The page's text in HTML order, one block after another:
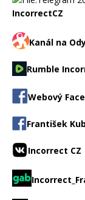
IncorrectCZ
Kanál na
Rumble
Webový
František
Incorrect CZ